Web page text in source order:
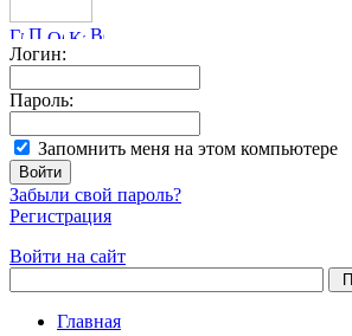
Логин:
Пароль:
Запомнить меня на этом компьютере
Забыли свой пароль?
Регистрация
Войти на сайт
Главная